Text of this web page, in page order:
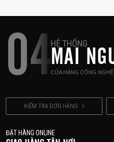
04HỆ THỐNG
MAI
CỬA HÀNG CÔNG
KIỂM TRA ĐƠN HÀNG
ĐẶT HÀNG ONLINE